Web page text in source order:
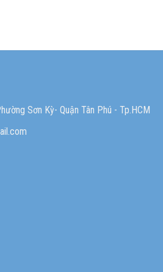
Sơn Kỳ- Quận Tân Phú - Tp.HCM